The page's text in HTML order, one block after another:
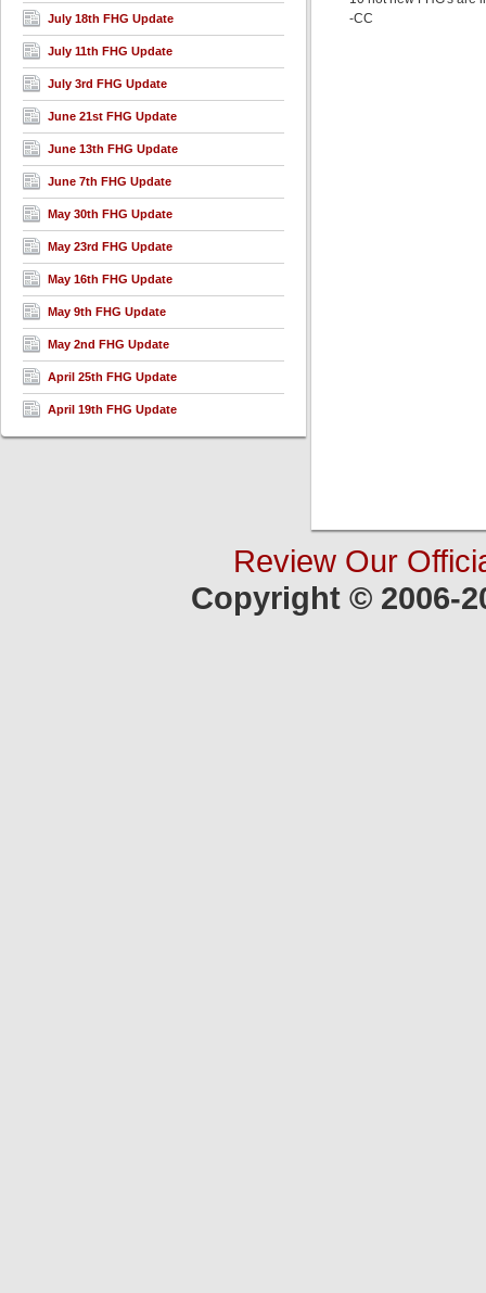
July 18th FHG Update
July 11th FHG Update
July 3rd FHG Update
June 21st FHG Update
June 13th FHG Update
June 7th FHG Update
May 30th FHG Update
May 23rd FHG Update
May 16th FHG Update
May 9th FHG Update
May 2nd FHG Update
April 25th FHG Update
April 19th FHG Update
-CC
Review Our
Copyright © 2006-